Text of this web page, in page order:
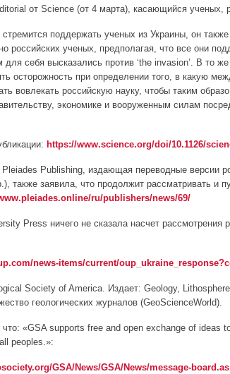
от Science (от 4 марта), касающийся
поддержать ученых из Украины, он
российских ученых, предполагая, что все они
себя высказались против ‘the invasion’. В то
осторожность при определении того, в какую
вовлекать российскую науку, чтобы таким
экономике и вооруженным силам
https://www.science.org/doi/10.1126/
Publishing, издающая переводные версии
также заявила, что продолжит рассматривать и
ru/publishers/news/69/
Press ничего не сказала насчет рассмотрения
news-items/current/
Society of America. Издает: Geology,
геологических журналов (GeoScienceWorld).
«GSA supports free and open exchange of ideas
peoples.»:
GSA/News/GSA/News/message-